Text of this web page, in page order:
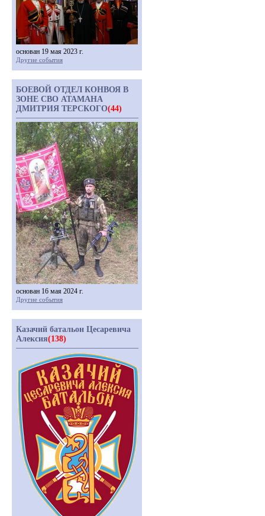
основан 19 мая 2023 г.
Другие события
БОЕВОЙ ОТДЕЛ КОНВОЯ В
ЗОНЕ СВО АТАМАНА
ДМИТРИЯ ТЕРСКОГО(44)
основан 16 мая 2024 г.
Другие события
Казачий батальон Цесаревича
Алексия(138)